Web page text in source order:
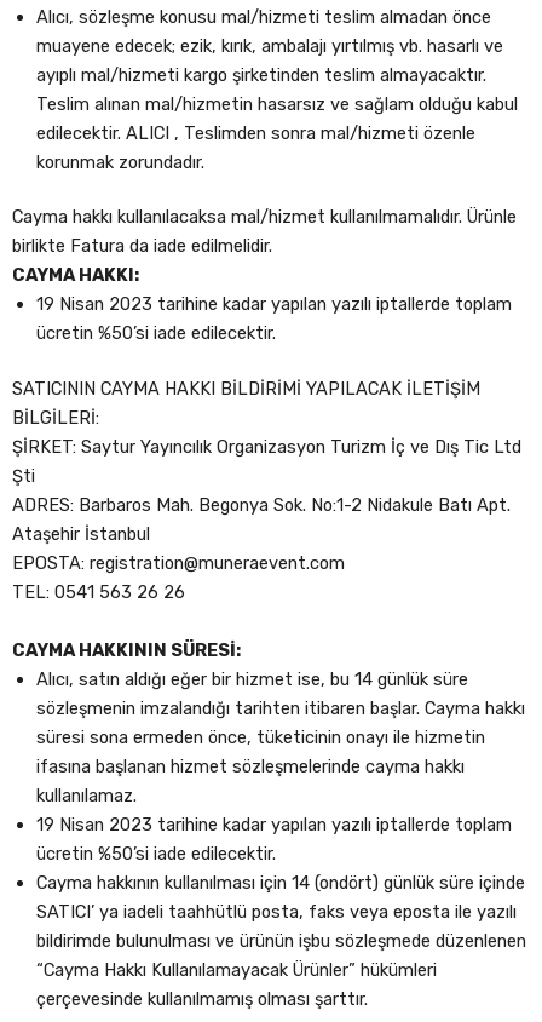
Alıcı, sözleşme konusu mal/hizmeti teslim almadan önce
muayene edecek; ezik, kırık, ambalajı yırtılmış vb. hasarlı ve
ayıplı mal/hizmeti kargo şirketinden teslim almayacaktır.
Teslim alınan mal/hizmetin hasarsız ve sağlam olduğu kabul
edilecektir. ALICI , Teslimden sonra mal/hizmeti özenle
korunmak zorundadır.
Cayma hakkı kullanılacaksa mal/hizmet kullanılmamalıdır. Ürünle
birlikte Fatura da iade edilmelidir.
CAYMA HAKKI:
19 Nisan 2023 tarihine kadar yapılan yazılı iptallerde toplam
ücretin %50’si iade edilecektir.
SATICININ CAYMA HAKKI BİLDİRİMİ YAPILACAK İLETİŞİM
BİLGİLERİ:
ŞİRKET: Saytur Yayıncılık Organizasyon Turizm İç ve Dış Tic Ltd
Şti
ADRES: Barbaros Mah. Begonya Sok. No:1-2 Nidakule Batı Apt.
Ataşehir İstanbul
EPOSTA: registration@muneraevent.com
TEL: 0541 563 26 26
CAYMA HAKKININ SÜRESİ:
Alıcı, satın aldığı eğer bir hizmet ise, bu 14 günlük süre
sözleşmenin imzalandığı tarihten itibaren başlar. Cayma hakkı
süresi sona ermeden önce, tüketicinin onayı ile hizmetin
ifasına başlanan hizmet sözleşmelerinde cayma hakkı
kullanılamaz.
19 Nisan 2023 tarihine kadar yapılan yazılı iptallerde toplam
ücretin %50’si iade edilecektir.
Cayma hakkının kullanılması için 14 (ondört) günlük süre içinde
SATICI’ ya iadeli taahhütlü posta, faks veya eposta ile yazılı
bildirimde bulunulması ve ürünün işbu sözleşmede düzenlenen
“Cayma Hakkı Kullanılamayacak Ürünler” hükümleri
çerçevesinde kullanılmamış olması şarttır.